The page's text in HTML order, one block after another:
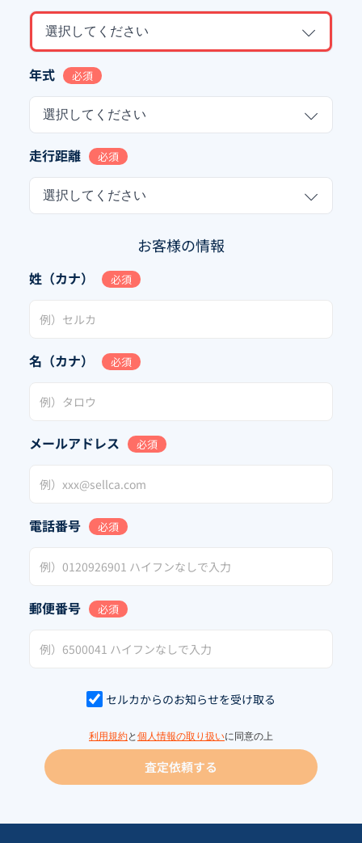
選択してください
年式 必須
選択してください
走行距離 必須
選択してください
お客様の情報
姓（カナ） 必須
名（カナ） 必須
メールアドレス 必須
電話番号 必須
郵便番号 必須
セルカからのお知らせを受け取る
利用規約と 個人情報の取り扱いに同意の上
査定依頼する